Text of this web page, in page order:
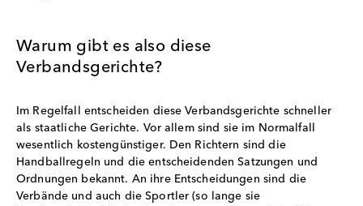
Warum gibt es also diese
Verbandsgerichte?
Im Regelfall entscheiden diese Verbandsgerichte schneller
als staatliche Gerichte. Vor allem sind sie im Normalfall
wesentlich kostengünstiger. Den Richtern sind die
Handballregeln und die entscheidenden Satzungen und
Ordnungen bekannt. An ihre Entscheidungen sind die
Verbände und auch die Sportler (so lange sie